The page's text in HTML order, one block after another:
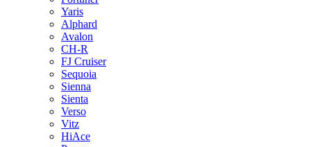
Yaris
Alphard
Avalon
CH-R
FJ Cruiser
Sequoia
Sienna
Sienta
Verso
Vitz
HiAce